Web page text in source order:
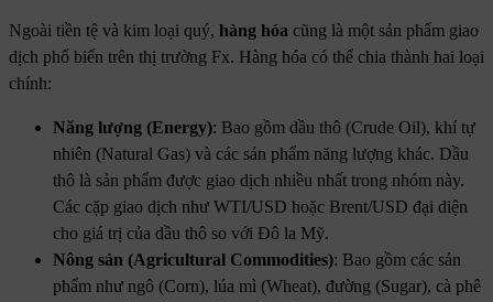
Ngoài tiền tệ và kim loại quý, hàng hóa cũng là một sản phẩm giao
dịch phổ biến trên thị trường Fx. Hàng hóa có thể chia thành hai loại
chính:
Năng lượng (Energy): Bao gồm dầu thô (Crude Oil), khí tự
nhiên (Natural Gas) và các sản phẩm năng lượng khác. Dầu
thô là sản phẩm được giao dịch nhiều nhất trong nhóm này.
Các cặp giao dịch như WTI/USD hoặc Brent/USD đại diện
cho giá trị của dầu thô so với Đô la Mỹ.
Nông sản (Agricultural Commodities): Bao gồm các sản
phẩm như ngô (Corn), lúa mì (Wheat), đường (Sugar), cà phê